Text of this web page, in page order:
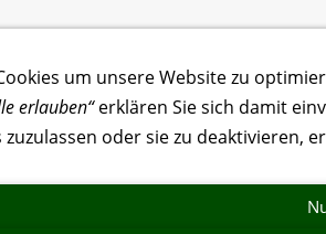
um unsere Website zu
erlauben“erklären Sie sich damit
zuzulassen oder sie zu deaktivieren,